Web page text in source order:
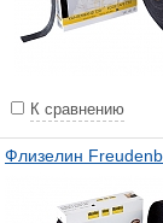
К сравнению
Флизелин